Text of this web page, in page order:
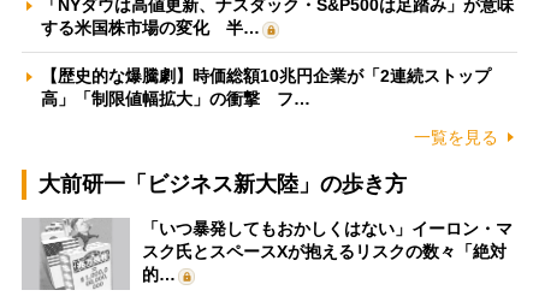
「NYダウは高値更新、ナスダック・S&P500は足踏み」が意味
する米国株市場の変化 半…
【歴史的な爆騰劇】時価総額10兆円企業が「2連続ストップ
高」「制限値幅拡大」の衝撃 フ…
一覧を見る
大前研一「ビジネス新大陸」の歩き方
「いつ暴発してもおかしくはない」イーロン・マ
スク氏とスペースXが抱えるリスクの数々「絶対
的…